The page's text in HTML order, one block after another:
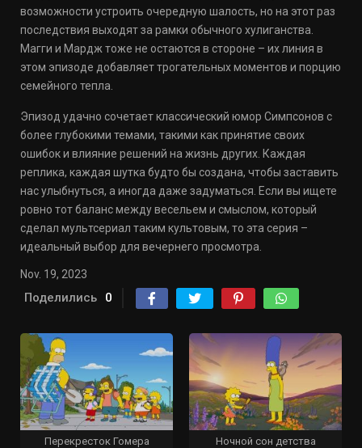
возможности устроить очередную шалость, но на этот раз
последствия выходят за рамки обычного хулиганства.
Магги и Мардж тоже не остаются в стороне – их линия в
этом эпизоде добавляет трогательных моментов и порцию
семейного тепла.
Эпизод удачно сочетает классический юмор Симпсонов с
более глубокими темами, такими как принятие своих
ошибок и влияние решений на жизнь других. Каждая
реплика, каждая шутка будто бы создана, чтобы заставить
нас улыбнуться, а иногда даже задуматься. Если вы ищете
ровно тот баланс между весельем и смыслом, который
сделал мультсериал таким культовым, то эта серия –
идеальный выбор для вечернего просмотра.
Nov. 19, 2023
Поделились 0
Перекресток Гомера Ночной сон детства